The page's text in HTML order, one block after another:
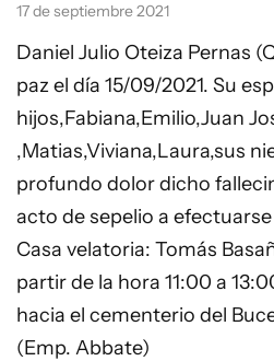
17 de septiembre 2021
Daniel Julio Oteiza Pernas
paz el día 15/09/2021. Su
hijos,Fabiana,Emilio,Juan
,Matias,Viviana,Laura,sus
profundo dolor dicho
acto de sepelio a
Casa velatoria: Tomás
partir de la hora 11:00 a
hacia el cementerio del
(Emp. Abbate)